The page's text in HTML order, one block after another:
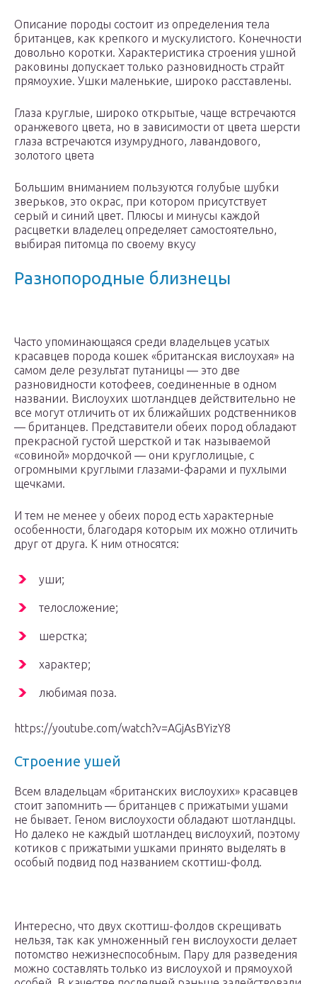
Описание породы состоит из определения тела
британцев, как крепкого и мускулистого. Конечности
довольно коротки. Характеристика строения ушной
раковины допускает только разновидность страйт
прямоухие. Ушки маленькие, широко расставлены.
Глаза круглые, широко открытые, чаще встречаются
оранжевого цвета, но в зависимости от цвета шерсти
глаза встречаются изумрудного, лавандового,
золотого цвета
Большим вниманием пользуются голубые шубки
зверьков, это окрас, при котором присутствует
серый и синий цвет. Плюсы и минусы каждой
расцветки владелец определяет самостоятельно,
выбирая питомца по своему вкусу
Разнопородные близнецы
Часто упоминающаяся среди владельцев усатых
красавцев порода кошек «британская вислоухая» на
самом деле результат путаницы — это две
разновидности котофеев, соединенные в одном
названии. Вислоухих шотландцев действительно не
все могут отличить от их ближайших родственников
— британцев. Представители обеих пород обладают
прекрасной густой шерсткой и так называемой
«совиной» мордочкой — они круглолицые, с
огромными круглыми глазами-фарами и пухлыми
щечками.
И тем не менее у обеих пород есть характерные
особенности, благодаря которым их можно отличить
друг от друга. К ним относятся:
уши;
телосложение;
шерстка;
характер;
любимая поза.
https://youtube.com/watch?v=AGjAsBYizY8
Строение ушей
Всем владельцам «британских вислоухих» красавцев
стоит запомнить — британцев с прижатыми ушами
не бывает. Геном вислоухости обладают шотландцы.
Но далеко не каждый шотландец вислоухий, поэтому
котиков с прижатыми ушками принято выделять в
особый подвид под названием скоттиш-фолд.
Интересно, что двух скоттиш-фолдов скрещивать
нельзя, так как умноженный ген вислоухости делает
потомство нежизнеспособным. Пару для разведения
можно составлять только из вислоухой и прямоухой